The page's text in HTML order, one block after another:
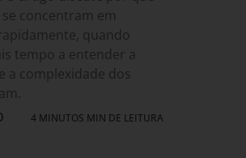
concentram em
quando
tempo a entender a
a complexidade dos
4 MINUTOS MIN DE LEITURA